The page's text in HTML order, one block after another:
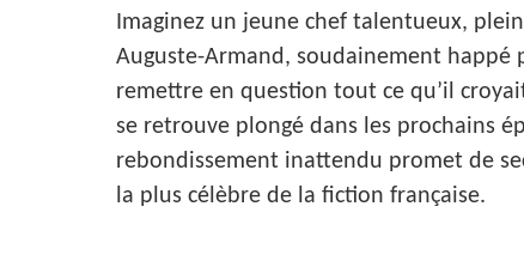
Imaginez un jeune chef talentueux,
Auguste-Armand, soudainement happé
remettre en question tout ce qu’il
se retrouve plongé dans les prochains
rebondissement inattendu promet de
la plus célèbre de la fiction française.